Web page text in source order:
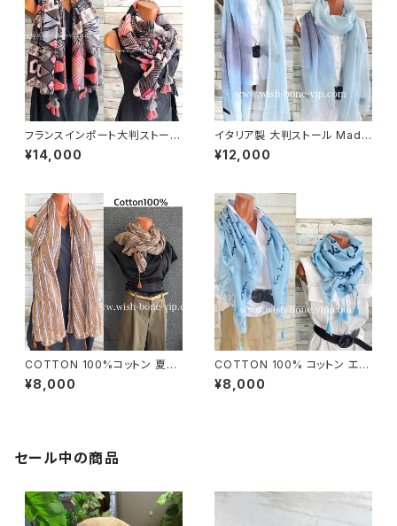
フランスインポート大判ストー
ル・スクエア調タッセル付き ポリ
エステル ストール・スカーフ｜幾
¥14,000
イタリア製 大判ストール Made
in ITALY COTTON 100% コ
ットン｜ロングストール・心地よ
¥12,000
COTTON 100%コットン 夏の
ストール インポート大判・ロング
ストール・通気性・肌触り良いス
¥8,000
COTTON 100% コットン エッ
フェル塔 インポート大判ストー
ル ・心地よい肌触りのスカーフ/
¥8,000
セール中の商品